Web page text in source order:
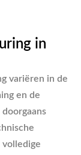
in
variëren in de
en de
volledige